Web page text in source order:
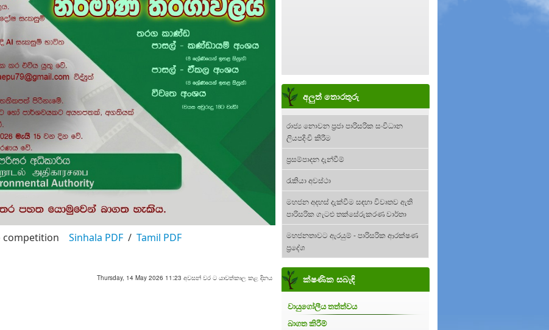
competition Sinhala PDF / Tamil PDF
Thursday, 14 May 2026 11:23 අවසන් වර ට යාවත්කාල කළ දිනය
අලුත් තොරතුරු
රාජ්‍ය නොවන ප්‍රජා පාරිසරික සංවිධාන
ලියපදිංචි කිරීම
ප්‍රසම්පාදන දැන්වීම්
රැකියා අවස්ථා
මහජන අදහස් දැක්වීම සඳහා විවෘතව ඇති
පාරිසරික ගැටළු තක්සේරුකරණ වාර්තා
මහජනතාවට ඇරයුම් - පාරිසරික ආරක්ෂණ
ප්‍රදේශ
ක්ෂණික සබැඳි
වායුගෝලීය තත්ත්වය
බාගත කිරීම්